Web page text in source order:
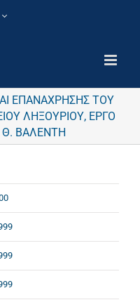
ΕΠΑΝΑΧΡΗΣΗΣ ΤΟΥ
ΛΗΞΟΥΡΙΟΥ, ΕΡΓΟ
Θ. ΒΑΛΕΝΤΗ